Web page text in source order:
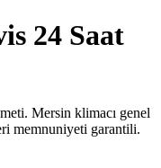
24 Saat
Mersin klimacı genel
memnuniyeti garantili.